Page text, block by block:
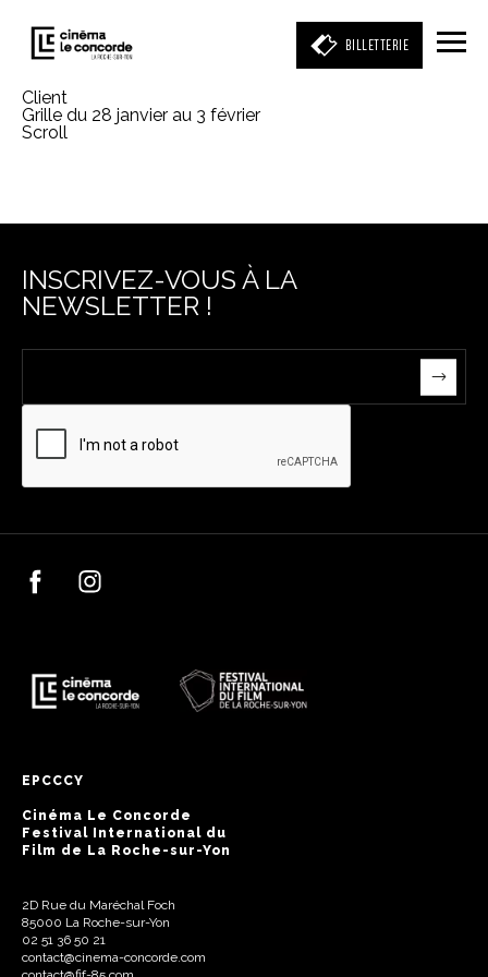
BILLETTERIE
Client
Grille du 28 janvier au 3 février
Scroll
INSCRIVEZ-VOUS À LA
NEWSLETTER !
EPCCCY
Cinéma Le Concorde
Festival International du
Film de La Roche-sur-Yon
2D Rue du Maréchal Foch
85000 La Roche-sur-Yon
02 51 36 50 21
contact@cinema-concorde.com